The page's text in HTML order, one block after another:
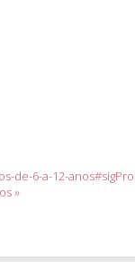
de-6-a-12-
»